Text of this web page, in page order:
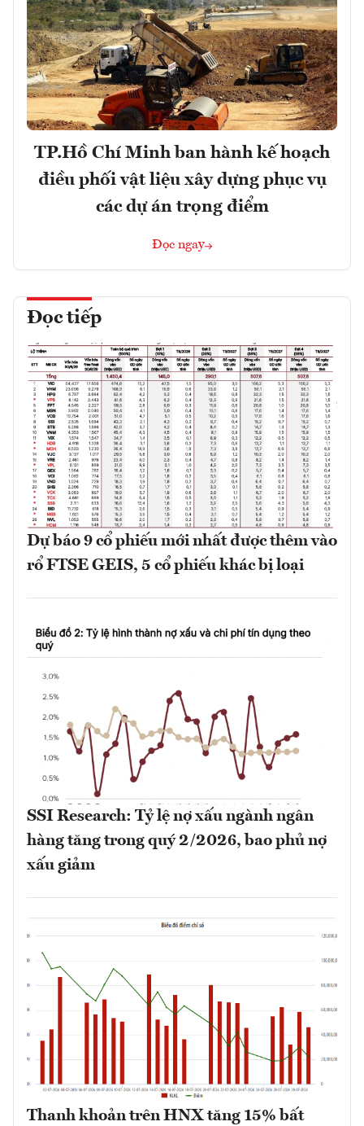
TP.Hồ Chí Minh ban hành kế hoạch
điều phối vật liệu xây dựng phục vụ
các dự án trọng điểm
Đọc ngay
Đọc tiếp
Dự báo 9 cổ phiếu mới nhất được thêm vào
rổ FTSE GEIS, 5 cổ phiếu khác bị loại
SSI Research: Tỷ lệ nợ xấu ngành ngân
hàng tăng trong quý 2/2026, bao phủ nợ
xấu giảm
Thanh khoản trên HNX tăng 15% bất